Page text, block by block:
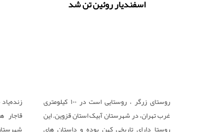
در سر
اسفندیار روئین تن شد
روستای زرگر ، روستایی است در ۱۰۰ کیلومتری
غرب تهران، در شهرستان آبیک استان قزوین. این
روستا دارای تاریخی کهن بوده و داستان های
قاجار